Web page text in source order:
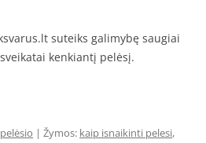
suteiks galimybę saugiai
kenkiantį pelėsį.
| Žymos: kaip isnaikinti pelesi,